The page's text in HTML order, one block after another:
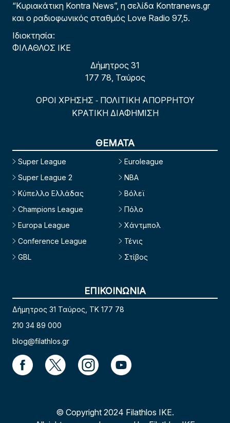
“Κυριακάτικη Kontra News”, η σελίδα Kontranews.gr
και ο ραδιοφωνικός σταθμός Love Radio 97,5.
Ιδιοκτησία:
ΦΙΛΑΘΛΟΣ ΙΚΕ
Δήμητρος 31
177 78, Ταύρος
ΟΡΟΙ ΧΡΗΣΗΣ - ΠΟΛΙΤΙΚΗ ΑΠΟΡΡΗΤΟΥ
ΚΡΑΤΙΚΗ ΔΙΑΦΗΜΙΣΗ
ΘΕΜΑΤΑ
Super League
Super League 2
Κύπελλο Ελλάδας
Champions League
Europa League
Conference League
GBL
Euroleague
NBA
Βόλεϊ
Πόλο
Χάντμπολ
Τένις
Στίβος
ΕΠΙΚΟΙΝΩΝΙΑ
Δήμητρος 31 Ταύρος, TK 177 78
210 34 89 000
blog@filathlos.gr
© Copyright 2024 Filathlos ΙΚΕ.